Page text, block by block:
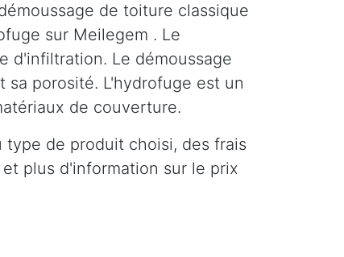
de toiture classique
sur Meilegem . Le
d'infiltration. Le démoussage
porosité. L'hydrofuge est un
de couverture.
de produit choisi, des frais
plus d'information sur le prix